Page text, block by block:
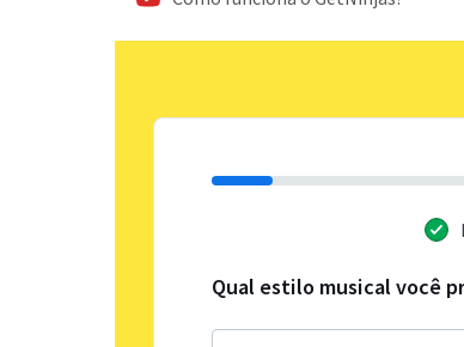
Qual estilo musical você